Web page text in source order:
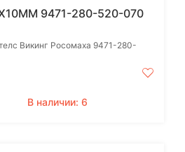
9471-280-520-070
Викинг Росомаха 9471-280-
В наличии: 6